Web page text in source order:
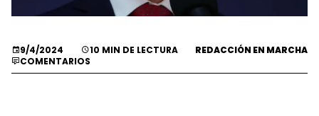
9/4/2024 10 MIN DE LECTURA
REDACCIÓN EN MARCHA
COMENTARIOS